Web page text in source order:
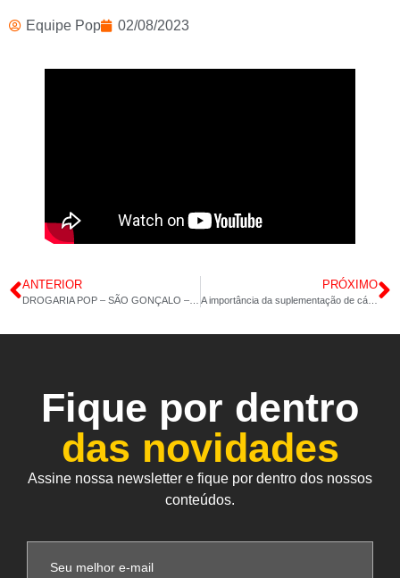
Equipe Pop 02/08/2023
ANTERIOR PRÓXIMO
A importância da suplementação de cálcio: Conheça todos os benefícios
Fique por dentro
das novidades
Assine nossa newsletter e fique por dentro dos nossos
conteúdos.